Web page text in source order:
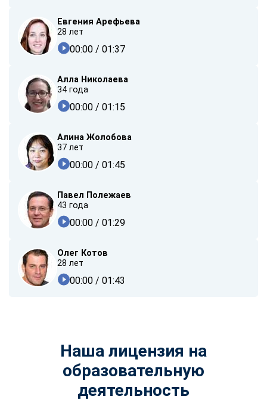
Евгения Арефьева
28 лет
00:00 / 01:37
Алла Николаева
34 года
00:00 / 01:15
Алина Жолобова
37 лет
00:00 / 01:45
Павел Полежаев
43 года
00:00 / 01:29
Олег Котов
28 лет
00:00 / 01:43
Наша лицензия на
образовательную
деятельность